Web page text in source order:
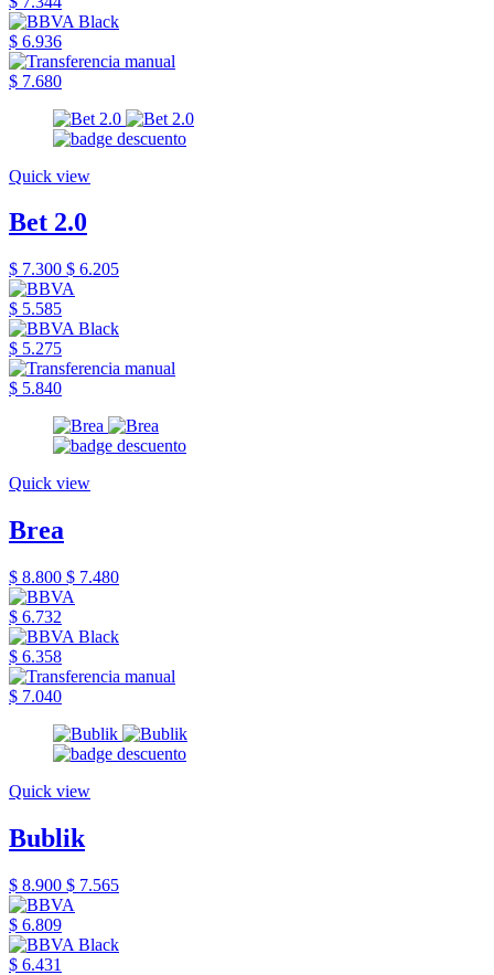
$ 6.936
$ 7.680
Quick view
Bet 2.0
$ 7.300 $ 6.205
$ 5.585
$ 5.275
$ 5.840
Quick view
Brea
$ 8.800 $ 7.480
$ 6.732
$ 6.358
$ 7.040
Quick view
Bublik
$ 8.900 $ 7.565
$ 6.809
$ 6.431